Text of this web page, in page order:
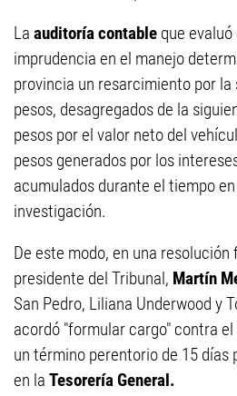
La auditoría contable que
imprudencia en el manejo
provincia un resarcimiento por la
pesos, desagregados de la
pesos por el valor neto del
pesos generados por los
acumulados durante el tiempo
investigación.
De este modo, en una resolución
presidente del Tribunal, Martín
San Pedro, Liliana Underwood y
acordó "formular cargo" contra
un término perentorio de 15 días
en la Tesorería General.